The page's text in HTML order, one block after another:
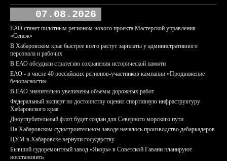
07.08.2026
ЕАО станет пилотным регионом нового проекта Мастерской управления
«Сенеж»
В Хабаровском крае быстрее всего растут зарплаты у административного
персонала и рабочих
В ЕАО обсудили стратегию сохранения исторической памяти
ЕАО - в числе 40 российских регионов-участников кампании «Продвижение
безопасности»
В ЕАО значительно увеличены объемы дорожных работ
Федеральный эксперт по достоинству оценил спортивную инфраструктуру
Хабаровского края
Дноуглубительный флот будет создан для Северного морского пути
На Хабаровском судостроительном заводе началось производство дебаркадеров
ЦУМ в Хабаровске вернули государству
Бывший судоремонтный завод «Якорь» в Советской Гавани планируют
восстановить